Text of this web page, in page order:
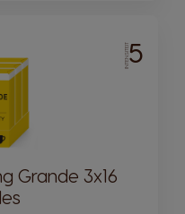
INTENSITEIT5
Grande 3x16